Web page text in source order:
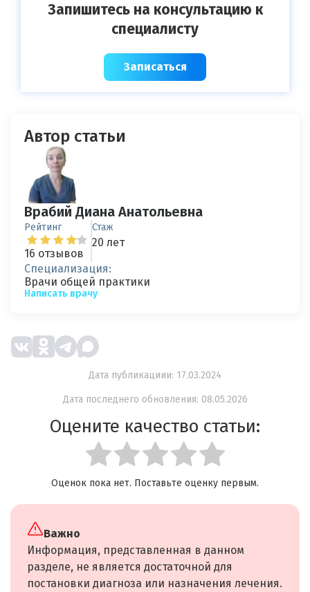
Запишитесь на консультацию к
специалисту
Записаться
Автор статьи
Врабий Диана Анатольевна
Рейтинг
16 отзывов
Стаж
20 лет
Специализация:
Врачи общей практики
Написать врачу
Дата публикациии: 17.03.2024
Дата последнего обновления: 08.05.2026
Оцените качество статьи:
Оценок пока нет. Поставьте оценку первым.
Важно
Информация, представленная в данном
разделе, не является достаточной для
постановки диагноза или назначения лечения.